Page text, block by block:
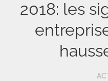
2018: les